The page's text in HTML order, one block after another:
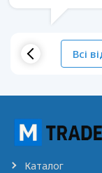
Всі
Каталог